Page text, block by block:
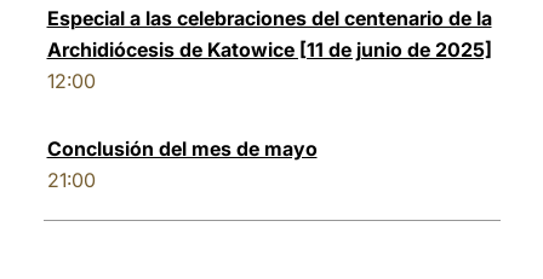
Especial a las celebraciones del centenario de la
Archidiócesis de Katowice [11 de junio de 2025]
12:00
Conclusión del mes de mayo
21:00